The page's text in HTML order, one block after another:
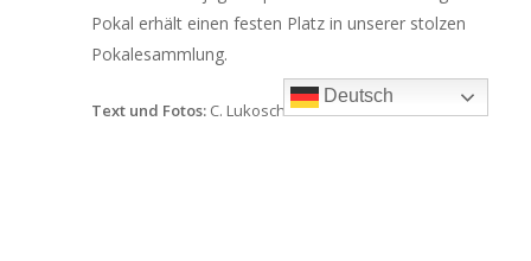
Pokal erhält einen festen Platz in unserer stolzen
Pokalesammlung.
Text und Fotos: C. Lukoschus
Deutsch